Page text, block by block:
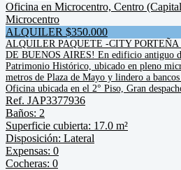
Oficina en Microcentro, Centro
Microcentro
ALQUILER $350.000
ALQUILER PAQUETE -CITY
DE BUENOS AIRES! En edificio antiguo
Patrimonio Histórico, ubicado en pleno
metros de Plaza de Mayo y lindero a
Oficina ubicada en el 2° Piso, Gran
Ref. JAP3377936
Baños: 2
Superficie cubierta: 17.0 m²
Disposición: Lateral
Expensas: 0
Cocheras: 0